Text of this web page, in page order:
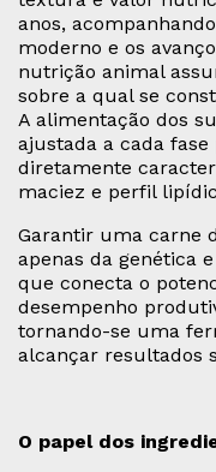
anos,
moderno e os
nutrição animal
sobre a qual se
A alimentação dos
ajustada a cada
diretamente
maciez e perfil
Garantir uma carne
apenas da genética
que conecta o
desempenho
tornando-se uma
alcançar resultados
O papel dos